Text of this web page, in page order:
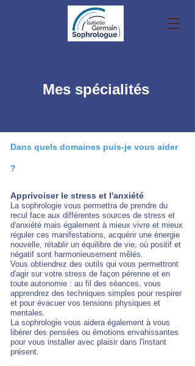
Mes spécialités
Dans quels domaines puis-je vous aider
?
Apprivoiser le stress et l'anxiété
La sophrologie vous permettra de prendre du
recul face aux différentes sources de stress et
d'anxiété mais également à mieux vivre et mieux
réguler ces manifestations, acquérir une énergie
nouvelle, rétablir un équilibre de vie, où positif et
négatif sont harmonieusement mêlés.
Vous obtiendrez des outils qui vous permettront
d'agir sur votre stress de façon pérenne et en
toute autonomie : au fil des séances, vous
apprendrez des techniques simples pour respirer
et pour évacuer vos tensions physiques et
mentales.
La sophrologie vous aidera également à vous
libérer des pensées ou émotions envahissantes
pour vous installer avec plaisir dans l'instant
présent.